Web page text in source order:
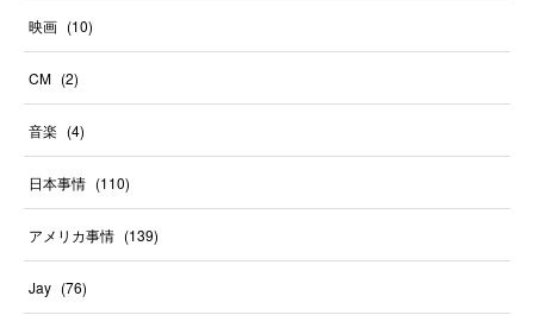
映画 (10)
CM (2)
音楽 (4)
日本事情 (110)
アメリカ事情 (139)
Jay (76)